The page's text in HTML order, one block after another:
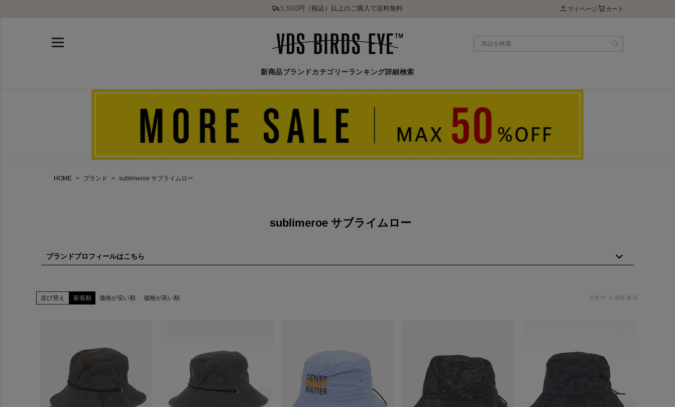
5,500円（税込）以上のご購入で送料無料 マイページ カート
新商品ブランド カテゴリーランキング詳細検索
HOME ブランド sublimeroe サブライムロー
sublimeroe サブライムロー
ブランドプロフィールはこちら
ブランドのルーツは1999年にスタートした「SUBLIME（サブライム）」。
長年培われてきたデザインや思想を受け継ぎ、2022年に「SUBLIME ROE」としてリニューアルしました。
素材の組み合わせやカラーリングにこだわり、
並び替え 新着順 価格が安い順 価格が高い順 8件中 1 - 8件表示